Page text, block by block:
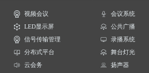
视频会议 会议系统
LED显示屏
公共广播
信号传输管理
录播系统
分布式平台
舞台灯光
云会务
扬声器